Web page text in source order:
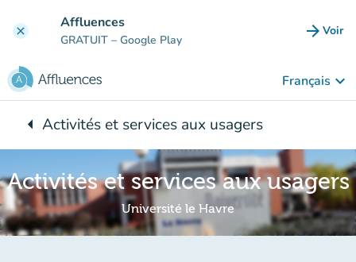
clear Affluences
GRATUIT – Google Play arrow_forward Voir
Français keyboard_arrow_down
arrow_leftRetour à :
Activités et services aux usagers
Activités et services aux usagers
Université le Havre